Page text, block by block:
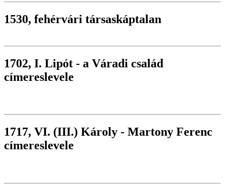
1530, fehérvári társaskáptalan
1702, I. Lipót - a Váradi család
címereslevele
1717, VI. (III.) Károly - Martony Ferenc
címereslevele